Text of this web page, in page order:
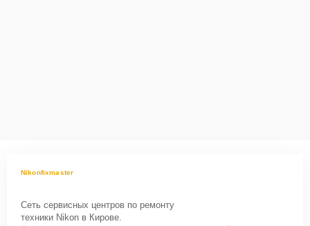
Nikonfixmaster
Сеть сервисных центров по ремонту
техники Nikon в Кирове.